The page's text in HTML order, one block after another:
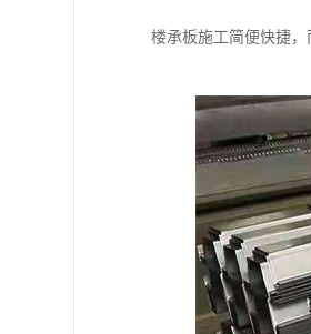
楼承板施工简便快捷